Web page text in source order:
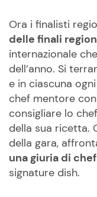
Ora i finalisti
delle finali
internazionale
dell’anno. Si
e in ciascuna
chef mentore
consigliare lo
della sua ricetta.
della gara,
una giuria di
signature dish.